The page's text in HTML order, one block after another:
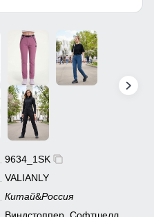
9634_1SK
VALIANLY
Китай&Россия